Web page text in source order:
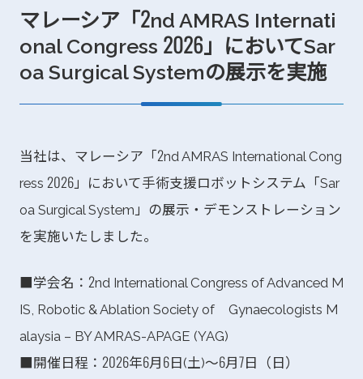
マレーシア「2nd AMRAS Internati
onal Congress 2026」においてSar
oa Surgical Systemの展示を実施
当社は、マレーシア「2nd AMRAS International Cong
ress 2026」において手術支援ロボットシステム「Sar
oa Surgical System」の展示・デモンストレーション
を実施いたしました。
■学会名：2nd International Congress of Advanced M
IS, Robotic & Ablation Society of Gynaecologists M
alaysia – BY AMRAS-APAGE (YAG)
■開催日程：2026年6月6日(土)～6月7日（日）